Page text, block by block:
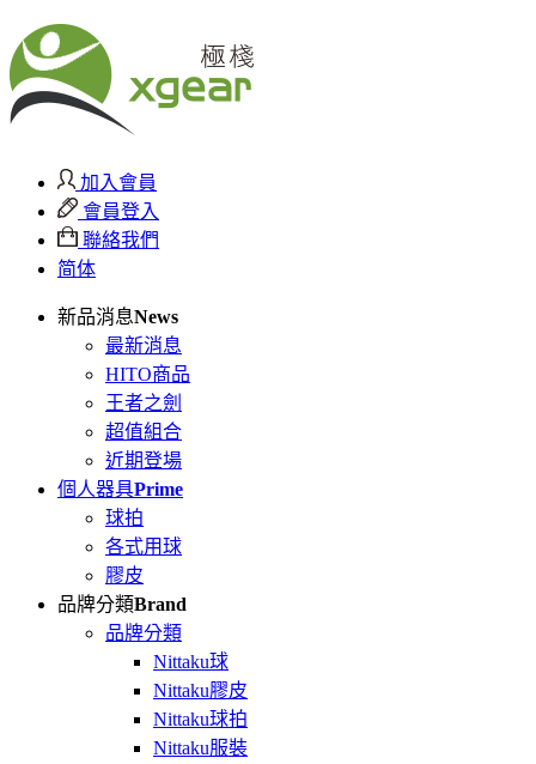
加入會員
會員登入
聯絡我們
简体
新品消息News
最新消息
HITO商品
王者之劍
超值組合
近期登場
個人器具Prime
球拍
各式用球
膠皮
品牌分類Brand
品牌分類
Nittaku球
Nittaku膠皮
Nittaku球拍
Nittaku服裝